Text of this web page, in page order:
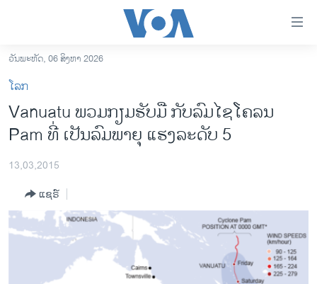
ເຂົ້າ
ຫາ
ຂ້າມ
ຂ້າມ
ຫາ
ອາເມຣິກາ
ການເລືອກຕັ້ງ ປະທານາທີບໍດີ ສະຫະລັດ 2024
ຂ່າວ​ຈີນ
ໂລກ
ເອເຊຍ
ອິດສະຫຼະພາບດ້ານການຂ່າວ
ຊີວິດຊາວລາວ
ວັນພະຫັດ, 06 ສິງຫາ 2026
ໂລກ
Vanuatu ພວມກຽມຮັບມື ກັບລົມໄຊ​ໂຄລນ​
Pam ທີ່ ເປັນລົມພາຍຸ ແຮງລະດັບ 5
13,03,2015
ແຊຣ໌